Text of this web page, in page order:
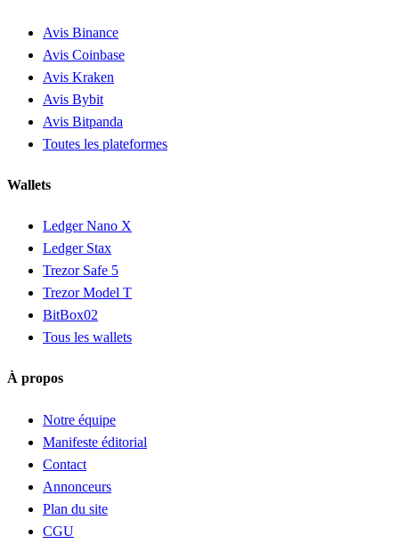
Avis Binance
Avis Coinbase
Avis Kraken
Avis Bybit
Avis Bitpanda
Toutes les plateformes
Wallets
Ledger Nano X
Ledger Stax
Trezor Safe 5
Trezor Model T
BitBox02
Tous les wallets
À propos
Notre équipe
Manifeste éditorial
Contact
Annonceurs
Plan du site
CGU